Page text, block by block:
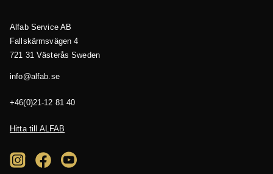
Alfab Service AB
Fallskärmsvägen 4
721 31 Västerås Sweden
es.bafla@ofni
04 18 21-12(0)64+
Hitta till ALFAB